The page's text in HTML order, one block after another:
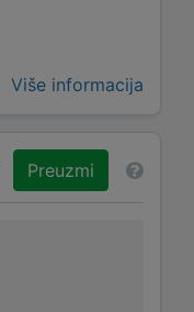
Više informacija
Preuzmi